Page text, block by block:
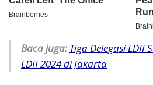
Baca juga:Tiga Delegasi LDII
LDII 2024 di Jakarta